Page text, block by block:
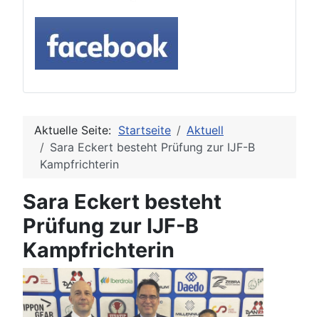
Aktuelle Seite: Startseite
Aktuell
Sara Eckert besteht Prüfung zur IJF-B
Kampfrichterin
Sara Eckert besteht
Prüfung zur IJF-B
Kampfrichterin